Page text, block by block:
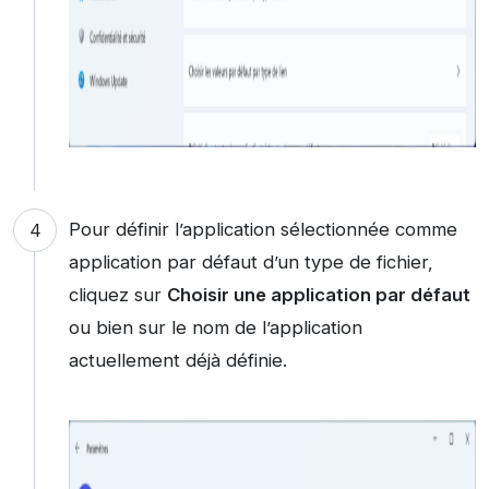
Pour définir l’application sélectionnée comme
application par défaut d’un type de fichier,
cliquez sur Choisir une application par défaut
ou bien sur le nom de l’application
actuellement déjà définie.